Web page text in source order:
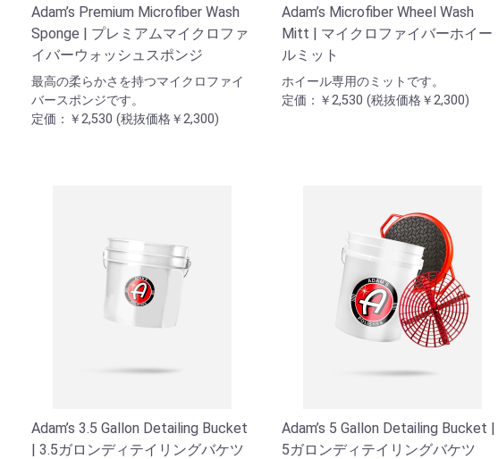
Adam’s Premium Microfiber Wash
Sponge | プレミアムマイクロファ
イバーウォッシュスポンジ
最高の柔らかさを持つマイクロファイ
バースポンジです。
定価：￥2,530 (税抜価格￥2,300)
Adam’s Microfiber Wheel Wash
Mitt | マイクロファイバーホイー
ルミット
ホイール専用のミットです。
定価：￥2,530 (税抜価格￥2,300)
Adam’s 3.5 Gallon Detailing Bucket
| 3.5ガロンディテイリングバケツ
Adam’s 5 Gallon Detailing Bucket |
5ガロンディテイリングバケツ